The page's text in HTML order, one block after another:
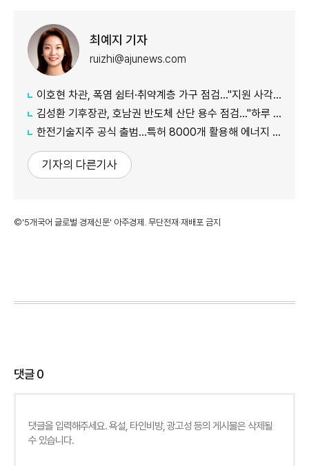
최예지 기자
ruizhi@ajunews.com
이호현 차관, 폭염 쉼터·취약계층 가구 점검…"지원 사각지대 최소화"
김성환 기후장관, 호남권 반도체 산단 용수 점검…"하루 30만t 재이용수 공급"
한전기술지주 공식 출범…특허 8000개 활용해 에너지 유니콘 키운다
기자의 다른기사
©'5개국어 글로벌 경제신문' 아주경제. 무단전재·재배포 금지
댓글0